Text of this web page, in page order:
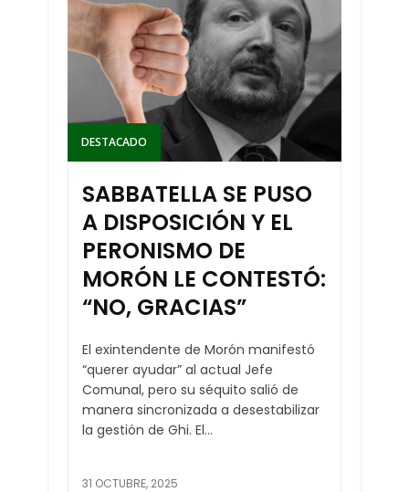
DESTACADO
SABBATELLA SE PUSO
A DISPOSICIÓN Y EL
PERONISMO DE
MORÓN LE CONTESTÓ:
“NO, GRACIAS”
El exintendente de Morón manifestó
“querer ayudar” al actual Jefe
Comunal, pero su séquito salió de
manera sincronizada a desestabilizar
la gestión de Ghi. El...
31 OCTUBRE, 2025